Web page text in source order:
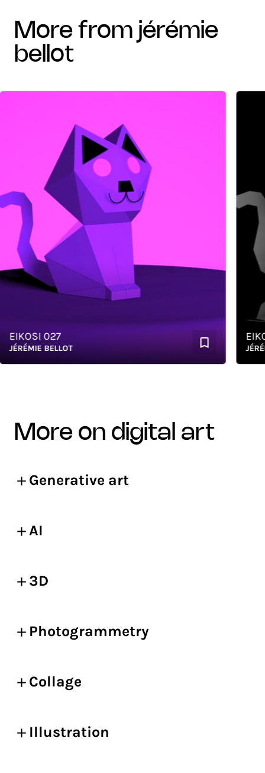
more from jérémie
bellot
027
BELLOT
more on digital art
Generative art
AI
3D
Photogrammetry
Collage
Illustration